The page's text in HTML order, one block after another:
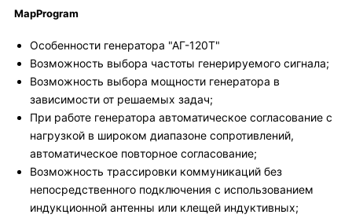
MapProgram
Особенности генератора "АГ-120Т"
Возможность выбора частоты генерируемого сигнала;
Возможность выбора мощности генератора в
зависимости от решаемых задач;
При работе генератора автоматическое согласование с
нагрузкой в широком диапазоне сопротивлений,
автоматическое повторное согласование;
Возможность трассировки коммуникаций без
непосредственного подключения с использованием
индукционной антенны или клещей индуктивных;